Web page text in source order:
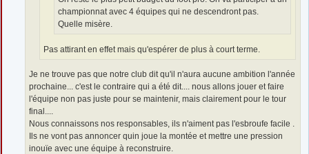
championnat avec 4 équipes qui ne descendront pas.
Quelle misère.
Pas attirant en effet mais qu'espérer de plus à court terme.
Je ne trouve pas que notre club dit qu'il n'aura aucune ambition l'année
prochaine... c'est le contraire qui a été dit.... nous allons jouer et faire
l'équipe non pas juste pour se maintenir, mais clairement pour le tour
final....
Nous connaissons nos responsables, ils n'aiment pas l'esbroufe facile .
Ils ne vont pas annoncer quin joue la montée et mettre une pression
inouïe avec une équipe à reconstruire.